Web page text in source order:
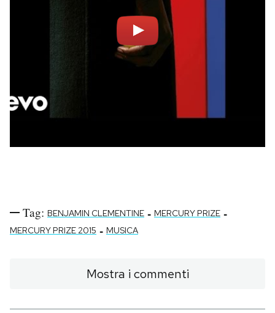
Tag: BENJAMIN CLEMENTINE - MERCURY PRIZE -
MERCURY PRIZE 2015 - MUSICA
Mostra i commenti